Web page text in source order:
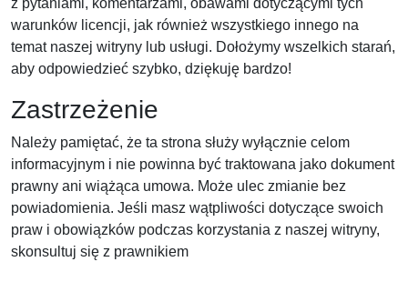
z pytaniami, komentarzami, obawami dotyczącymi tych
warunków licencji, jak również wszystkiego innego na
temat naszej witryny lub usługi. Dołożymy wszelkich starań,
aby odpowiedzieć szybko, dziękuję bardzo!
Zastrzeżenie
Należy pamiętać, że ta strona służy wyłącznie celom
informacyjnym i nie powinna być traktowana jako dokument
prawny ani wiążąca umowa. Może ulec zmianie bez
powiadomienia. Jeśli masz wątpliwości dotyczące swoich
praw i obowiązków podczas korzystania z naszej witryny,
skonsultuj się z prawnikiem